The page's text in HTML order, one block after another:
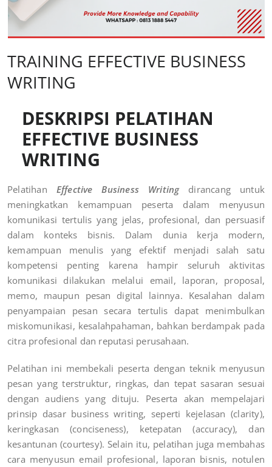
TRAINING EFFECTIVE BUSINESS
WRITING
DESKRIPSI PELATIHAN
EFFECTIVE BUSINESS
WRITING
Pelatihan Effective Business Writingdirancang untuk
meningkatkan kemampuan peserta dalam menyusun
komunikasi tertulis yang jelas, profesional, dan persuasif
dalam konteks bisnis. Dalam dunia kerja modern,
kemampuan menulis yang efektif menjadi salah satu
kompetensi penting karena hampir seluruh aktivitas
komunikasi dilakukan melalui email, laporan, proposal,
memo, maupun pesan digital lainnya. Kesalahan dalam
penyampaian pesan secara tertulis dapat menimbulkan
miskomunikasi, kesalahpahaman, bahkan berdampak pada
citra profesional dan reputasi perusahaan.
Pelatihan ini membekali peserta dengan teknik menyusun
pesan yang terstruktur, ringkas, dan tepat sasaran sesuai
dengan audiens yang dituju. Peserta akan mempelajari
prinsip dasar business writing, seperti kejelasan (clarity),
keringkasan (conciseness), ketepatan (accuracy), dan
kesantunan (courtesy). Selain itu, pelatihan juga membahas
cara menyusun email profesional, laporan bisnis, notulen